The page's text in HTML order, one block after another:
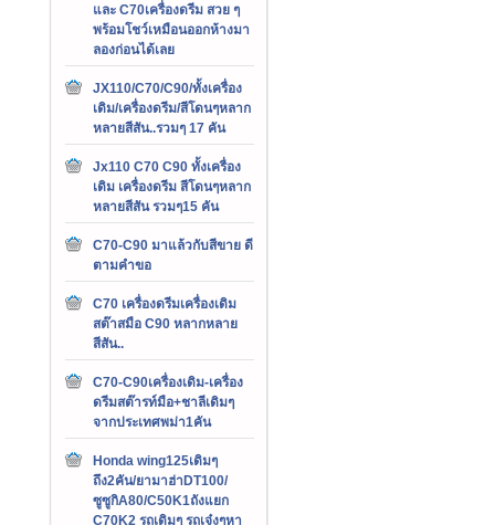
และ C70เครื่องดรีม สวย ๆ
พร้อมโชว์เหมือนออกห้างมา
ลองก่อนได้เลย
JX110/C70/C90/ทั้งเครื่อง
เดิม/เครื่องดรีม/สีโดนๆหลาก
หลายสีสัน..รวมๆ 17 คัน
Jx110 C70 C90 ทั้งเครื่อง
เดิม เครื่องดรีม สีโดนๆหลาก
หลายสีสัน รวมๆ15 คัน
C70-C90 มาแล้วกับสีขาย ดี
ตามคำขอ
C70 เครื่องดรีมเครื่องเดิม
สต๊าสมือ C90 หลากหลาย
สีสัน..
C70-C90เครื่องเดิม-เครื่อง
ดรีมสต๊ารท์มือ+ชาลีเดิมๆ
จากประเทศพม่า1คัน
Honda wing125เดิมๆ
ถึง2คัน/ยามาฮ่าDT100/
ซูซูกิA80/C50K1ถังแยก
C70K2 รถเดิมๆ รถเจ๋งๆหา